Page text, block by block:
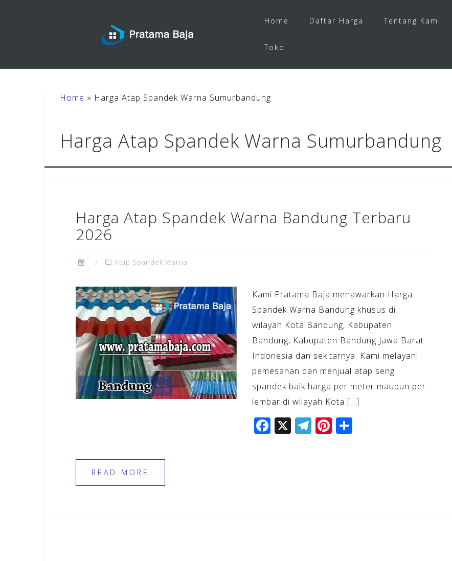
Home Daftar Harga Tentang Kami
Toko
Home » Harga Atap Spandek Warna Sumurbandung
Harga Atap Spandek Warna Sumurbandung
Harga Atap Spandek Warna Bandung Terbaru
2026
Atap Spandek Warna
Kami Pratama Baja menawarkan Harga
Spandek Warna Bandung khusus di
wilayah Kota Bandung, Kabupaten
Bandung, Kabupaten Bandung Jawa Barat
Indonesia dan sekitarnya. Kami melayani
pemesanan dan menjual atap seng
spandek baik harga per meter maupun per
lembar di wilayah Kota […]
F X T Pi S
READ MORE